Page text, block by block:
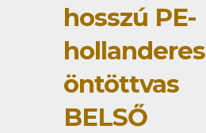
hosszú PE-
hollanderes
öntöttvas
BELSŐ